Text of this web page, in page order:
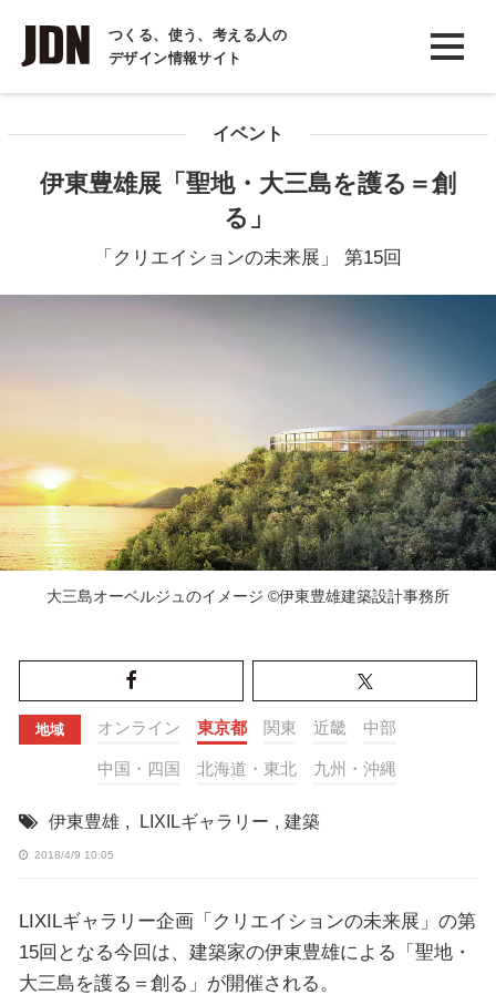
つくる、使う、考える人の
デザイン情報サイト
INTERVIEW
インタビュー
イベント
伊東豊雄展「聖地・大三島を護る＝創
る」
「クリエイションの未来展」 第15回
大三島オーベルジュのイメージ ©伊東豊雄建築設計事務所
地域 オンライン 東京都 関東 近畿 中部
中国・四国 北海道・東北 九州・沖縄
伊東豊雄 , LIXILギャラリー , 建築
2018/4/9 10:05
LIXILギャラリー企画「クリエイションの未来展」の第
15回となる今回は、建築家の伊東豊雄による「聖地・
大三島を護る＝創る」が開催される。